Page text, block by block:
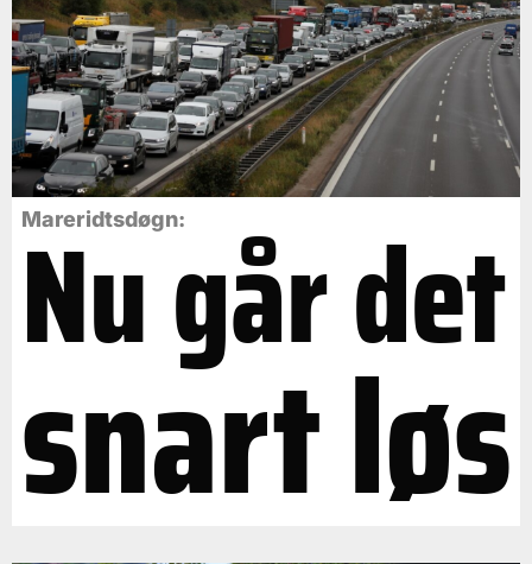
Mareridtsdøgn:
Nu går det
snart løs